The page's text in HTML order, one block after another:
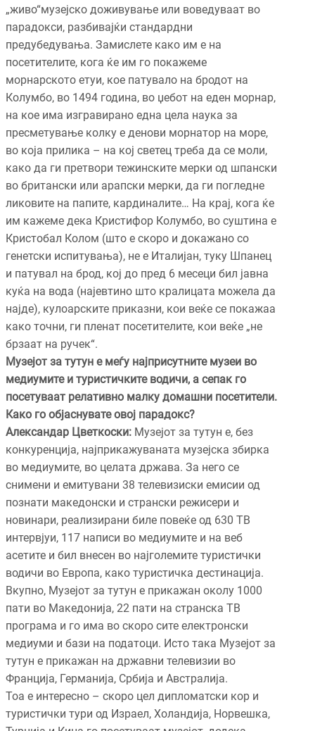
„живо“музејско доживување или воведуваат во
парадокси, разбивајќи стандардни
предубедувања. Замислете како им е на
посетителите, кога ќе им го покажеме
морнарското етуи, кое патувало на бродот на
Колумбо, во 1494 година, во џебот на еден морнар,
на кое има изгравирано една цела наука за
пресметување колку е денови морнатор на море,
во која прилика – на кој светец треба да се моли,
како да ги претвори тежинските мерки од шпански
во британски или арапски мерки, да ги погледне
ликовите на папите, кардиналите… На крај, кога ќе
им кажеме дека Кристифор Колумбо, во суштина е
Кристобал Колом (што е скоро и докажано со
генетски испитувања), не е Италијан, туку Шпанец
и патувал на брод, кој до пред 6 месеци бил јавна
куќа на вода (најевтино што кралицата можела да
најде), кулоарските приказни, кои веќе се покажаа
како точни, ги пленат посетителите, кои веќе „не
брзаат на ручек“.
Музејот за тутун е меѓу најприсутните музеи во
медиумите и туристичките водичи, а сепак го
посетуваат релативно малку домашни посетители.
Како го објаснувате овој парадокс?
Александар Цветкоски: Музејот за тутун е, без
конкуренција, најприкажуваната музејска збирка
во медиумите, во целата држава. За него се
снимени и емитувани 38 телевизиски емисии од
познати македонски и странски режисери и
новинари, реализирани биле повеќе од 630 ТВ
интервјуи, 117 написи во медиумите и на веб
асетите и бил внесен во најголемите туристички
водичи во Европа, како туристичка дестинација.
Вкупно, Музејот за тутун е прикажан околу 1000
пати во Македонија, 22 пати на странска ТВ
програма и го има во скоро сите електронски
медиуми и бази на податоци. Исто така Музејот за
тутун е прикажан на државни телевизии во
Франција, Германија, Србија и Австралија.
Тоа е интересно – скоро цел дипломатски кор и
туристички тури од Израел, Холандија, Норвешка,